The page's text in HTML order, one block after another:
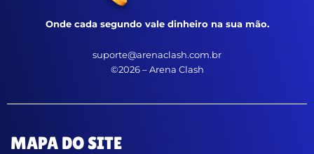
Onde cada segundo vale dinheiro na sua mão.
suporte@arenaclash.com.br
©2026 – Arena Clash
MAPA DO SITE